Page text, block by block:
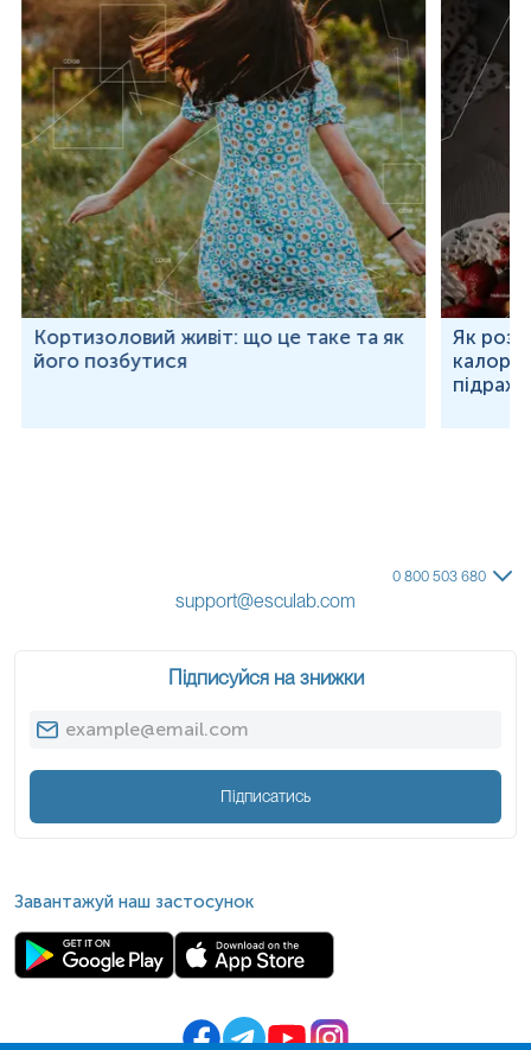
Кортизоловий живіт: що це таке та як
його позбутися
Як
0 800 503 680
support@esculab.com
Підписуйся на знижки
Підписатись
Завантажуй наш застосунок